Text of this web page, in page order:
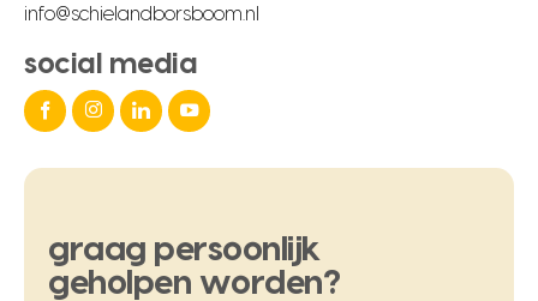
info@schielandborsboom.nl
social media
graag persoonlijk
geholpen worden?